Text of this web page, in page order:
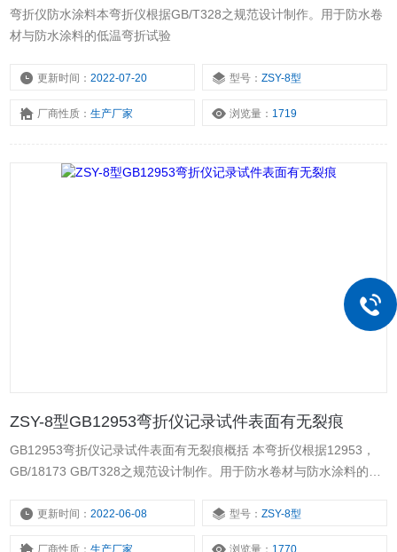
弯折仪防水涂料本弯折仪根据GB/T328之规范设计制作。用于防水卷
材与防水涂料的低温弯折试验
更新时间：2022-07-20 型号：ZSY-8型
厂商性质：生产厂家 浏览量： 1719
ZSY-8型GB12953弯折仪记录试件表面有无裂痕
GB12953弯折仪记录试件表面有无裂痕概括 本弯折仪根据12953，
GB/18173 GB/T328之规范设计制作。用于防水卷材与防水涂料的低
更新时间：2022-06-08 型号：ZSY-8型
厂商性质：生产厂家 浏览量： 1770